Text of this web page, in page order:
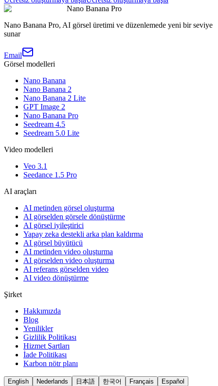
Nano Banana Pro
Nano Banana Pro, AI görsel üretimi ve düzenlemede yeni bir seviye
sunar
Email
Görsel modelleri
Nano Banana
Nano Banana 2
Nano Banana 2 Lite
GPT Image 2
Nano Banana Pro
Seedream 4.5
Seedream 5.0 Lite
Video modelleri
Veo 3.1
Seedance 1.5 Pro
AI araçları
AI metinden görsel oluşturma
AI görselden görsele dönüştürme
AI görsel iyileştirici
Yapay zeka destekli arka plan kaldırma
AI görsel büyütücü
AI metinden video oluşturma
AI görselden video oluşturma
AI referans görselden video
AI video dönüştürme
Şirket
Hakkımızda
Blog
Yenilikler
Gizlilik Politikası
Hizmet Şartları
İade Politikası
Karbon nötr planı
English Nederlands 日本語 한국어 Français
Español